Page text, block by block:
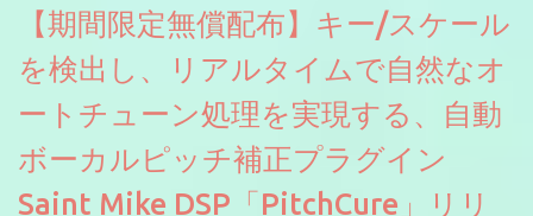
【期間限定無償配布】キー/スケール
を検出し、リアルタイムで自然なオ
ートチューン処理を実現する、自動
ボーカルピッチ補正プラグイン
Saint Mike DSP「PitchCure」リリ